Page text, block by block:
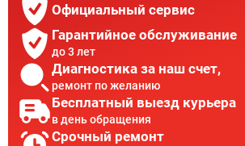
Официальный сервис
Гарантийное обслуживание
до 3 лет
Диагностика за наш счет,
ремонт по желанию
Бесплатный выезд курьера
в день обращения
Срочный ремонт